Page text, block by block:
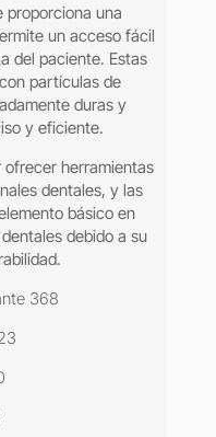
proporciona una
un acceso fácil
del paciente. Estas
partículas de
duras y
y eficiente.
ofrecer herramientas
dentales, y las
básico en
debido a su
368